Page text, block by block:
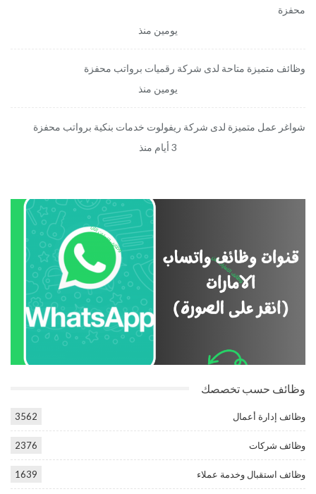
محفزة
يومين منذ
وظائف متميزة متاحة لدى شركة رقميات برواتب محفزة
يومين منذ
شواغر عمل متميزة لدى شركة ريفولوت خدمات بنكية برواتب محفزة
3 أيام منذ
وظائف حسب تخصصك
وظائف إدارة أعمال 3562
وظائف شركات 2376
وظائف استقبال وخدمة عملاء 1639